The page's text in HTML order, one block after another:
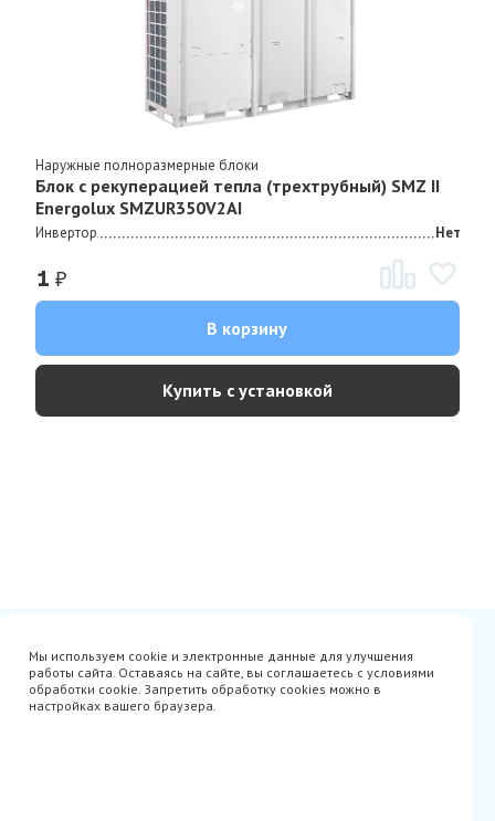
Наружные полноразмерные блоки
Блок с рекуперацией тепла (трехтрубный) SMZ II
Energolux SMZUR350V2AI
Инвертор Нет
1 ₽
В корзину
Купить с установкой
Avito
Акции
Гарантия
Оплата
Производители
Мы используем cookie и электронные данные для улучшения
работы сайта. Оставаясь на сайте, вы соглашаетесь с условиями
обработки cookie. Запретить обработку cookies можно в
настройках вашего браузера.